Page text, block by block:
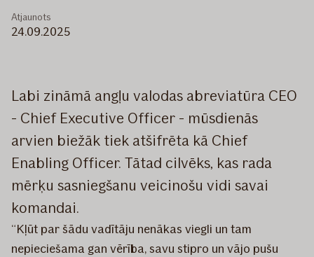
Atjaunots
24.09.2025
Labi zināmā angļu valodas abreviatūra CEO
- Chief Executive Officer - mūsdienās
arvien biežāk tiek atšifrēta kā Chief
Enabling Officer. Tātad cilvēks, kas rada
mērķu sasniegšanu veicinošu vidi savai
komandai.
“Kļūt par šādu vadītāju nenākas viegli un tam
nepieciešama gan vērība, savu stipro un vājo pušu